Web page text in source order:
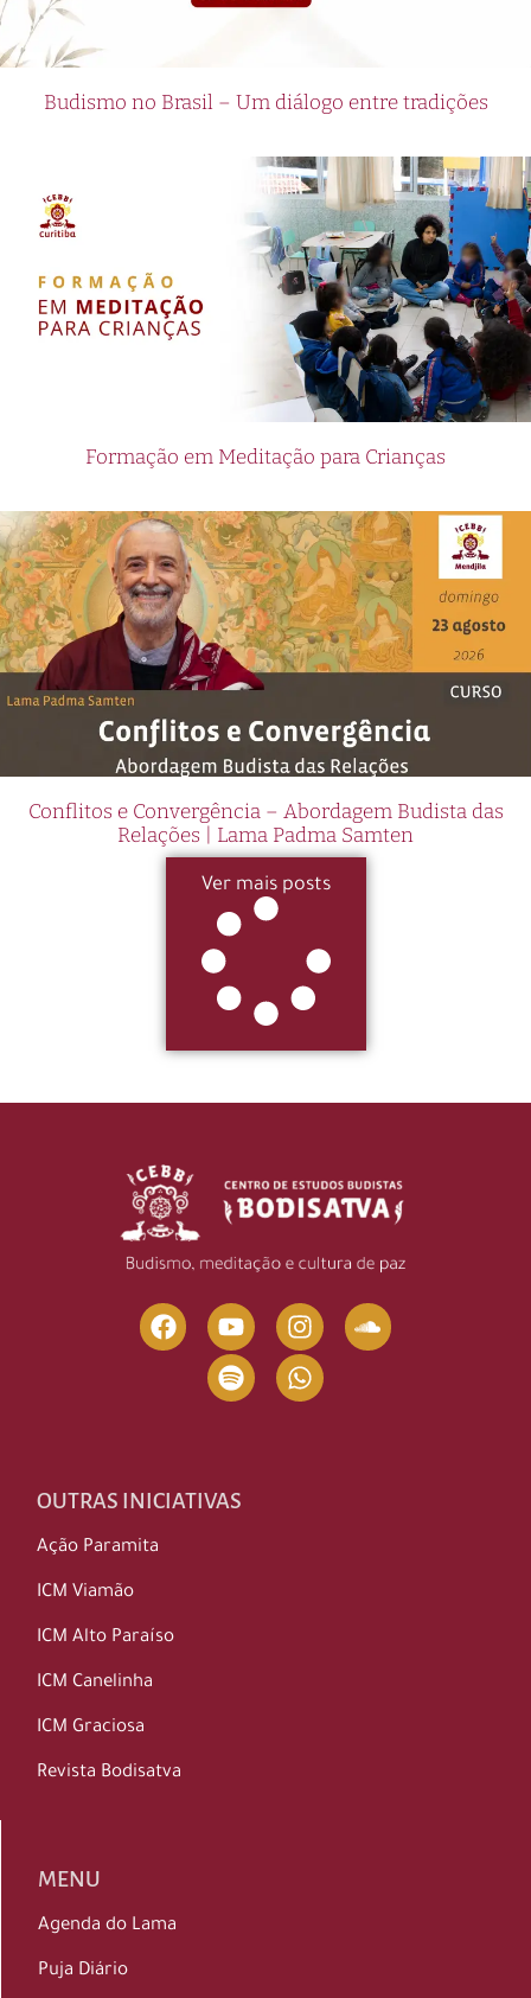
Budismo no Brasil – Um diálogo entre tradições
Formação em Meditação para Crianças
Conflitos e Convergência – Abordagem Budista das
Relações | Lama Padma Samten
Ver mais posts
OUTRAS INICIATIVAS
Ação Paramita
ICM Viamão
ICM Alto Paraíso
ICM Canelinha
ICM Graciosa
Revista Bodisatva
MENU
Agenda do Lama
Puja Diário